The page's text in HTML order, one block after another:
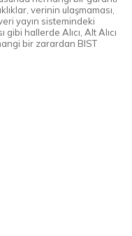
verinin ulaşmaması,
yayın sistemindeki
hallerde Alıcı, Alt Alıcı
bir zarardan BIST